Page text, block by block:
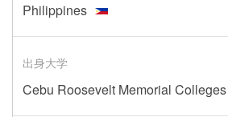
Philippines
出身大学
Cebu Roosevelt Memorial Colleges